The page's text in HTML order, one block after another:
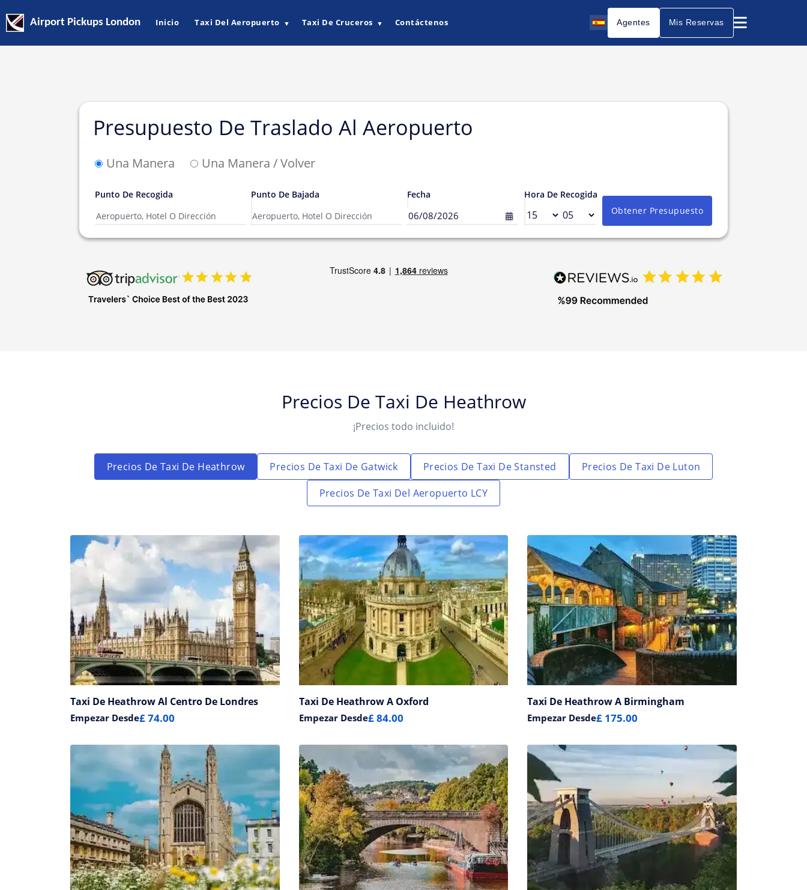
Airport Pickups London Inicio Taxi Del Aeropuerto ▼ Taxi De Cruceros ▼ Contáctenos Agentes Mis Reservas
Presupuesto De Traslado Al Aeropuerto
Una Manera Una Manera / Volver
Punto De Recogida Punto De Bajada Fecha
06/08/2026
Hora De Recogida
Obtener Presupuesto
Precios De Taxi De Heathrow
¡Precios todo incluido!
Precios De Taxi De Heathrow Precios De Taxi De Gatwick Precios De Taxi De Stansted
Precios De Taxi De Luton
Precios De Taxi Del Aeropuerto LCY
Taxi De Heathrow Al Centro De Londres
Empezar Desde£ 74.00
Taxi De Heathrow A Oxford
Empezar Desde£ 84.00
Taxi De Heathrow A Birmingham
Empezar Desde£ 175.00